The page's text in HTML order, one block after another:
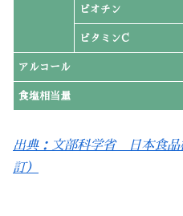
ビオチン
ビタミンC
アルコール
食塩相当量
出典：文部科学省 日本食品
訂）